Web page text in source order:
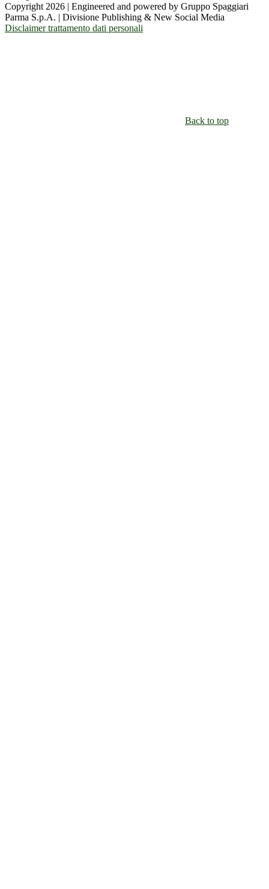
Copyright 2026 | Engineered and powered by Gruppo Spaggiari
Parma S.p.A. | Divisione Publishing & New Social Media
Disclaimer trattamento dati personali
Back to top